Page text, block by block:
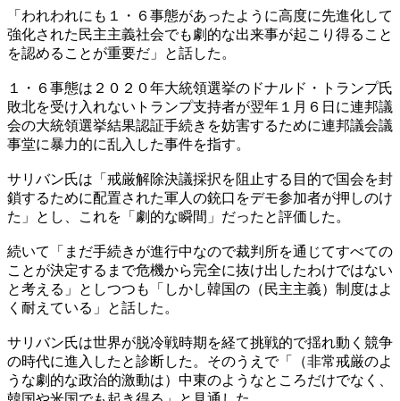
「われわれにも１・６事態があったように高度に先進化して
強化された民主主義社会でも劇的な出来事が起こり得ること
を認めることが重要だ」と話した。
１・６事態は２０２０年大統領選挙のドナルド・トランプ氏
敗北を受け入れないトランプ支持者が翌年１月６日に連邦議
会の大統領選挙結果認証手続きを妨害するために連邦議会議
事堂に暴力的に乱入した事件を指す。
サリバン氏は「戒厳解除決議採択を阻止する目的で国会を封
鎖するために配置された軍人の銃口をデモ参加者が押しのけ
た」とし、これを「劇的な瞬間」だったと評価した。
続いて「まだ手続きが進行中なので裁判所を通じてすべての
ことが決定するまで危機から完全に抜け出したわけではない
と考える」としつつも「しかし韓国の（民主主義）制度はよ
く耐えている」と話した。
サリバン氏は世界が脱冷戦時期を経て挑戦的で揺れ動く競争
の時代に進入したと診断した。そのうえで「（非常戒厳のよ
うな劇的な政治的激動は）中東のようなところだけでなく、